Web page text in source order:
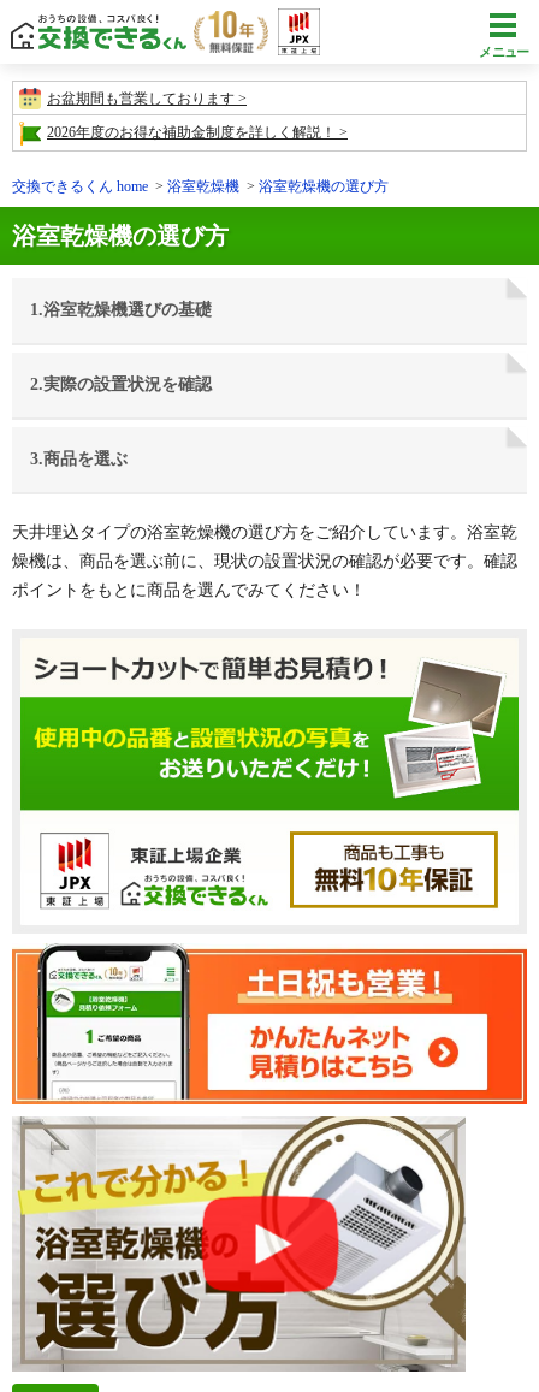
メニュー
お盆期間も営業しております
2026年度のお得な補助金制度を詳しく解説！
交換できるくん home 浴室乾燥機 浴室乾燥機の選び方
浴室乾燥機の選び方
1.浴室乾燥機選びの基礎
2.実際の設置状況を確認
3.商品を選ぶ
天井埋込タイプの浴室乾燥機の選び方をご紹介しています。浴室乾
燥機は、商品を選ぶ前に、現状の設置状況の確認が必要です。確認
ポイントをもとに商品を選んでみてください！